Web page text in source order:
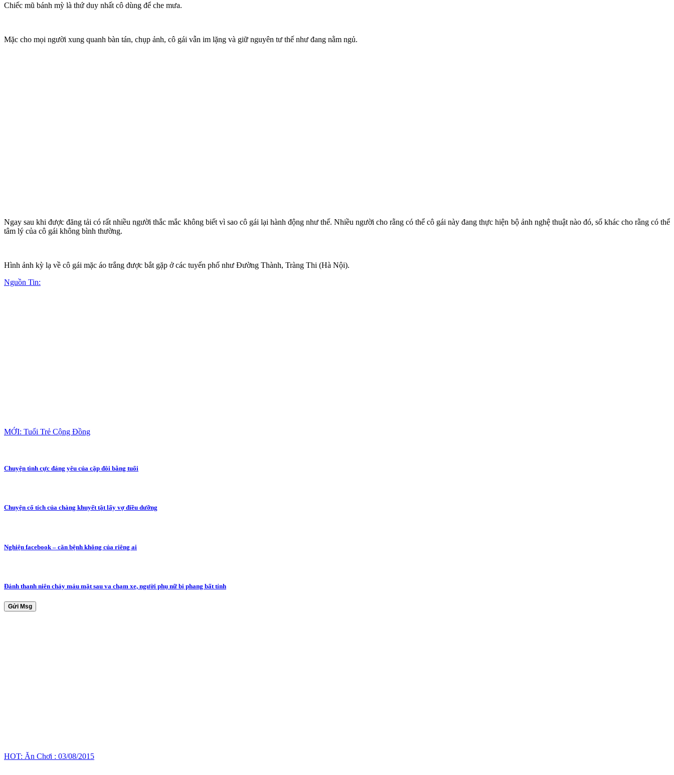
Chiếc mũ bánh mỳ là thứ duy nhất cô dùng để che mưa.
Mặc cho mọi người xung quanh bàn tán, chụp ảnh, cô gái vẫn im lặng và giữ nguyên tư thế như đang nằm ngủ.
Ngay sau khi được đăng tải có rất nhiều người thắc mắc không biết vì sao cô gái lại hành động như thế. Nhiều người cho rằng có thể cô gái này đang thực hiện bộ ảnh nghệ thuật nào đó, số khác cho rằng có thể
tâm lý của cô gái không bình thường.
Hình ảnh kỳ lạ về cô gái mặc áo trắng được bắt gặp ở các tuyến phố như Đường Thành, Tràng Thi (Hà Nội).
Nguồn Tin:
MỚI: Tuổi Trẻ Cộng Đồng
Chuyện tình cực đáng yêu của cặp đôi bằng tuổi
Chuyện cổ tích của chàng khuyết tật lấy vợ điều dưỡng
Nghiện facebook – căn bệnh không của riêng ai
Đánh thanh niên chảy máu mặt sau va chạm xe, người phụ nữ bị phang bất tỉnh
Gửi Msg
HOT: Ăn Chơi : 03/08/2015